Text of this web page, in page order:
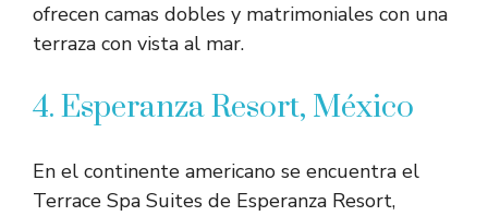
ofrecen camas dobles y matrimoniales con una
terraza con vista al mar.
4. Esperanza Resort, México
En el continente americano se encuentra el
Terrace Spa Suites de Esperanza Resort,